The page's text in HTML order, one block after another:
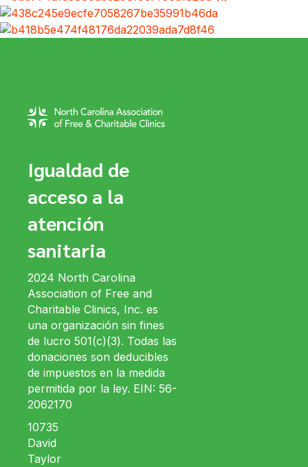
Igualdad de
acceso a la
atención
sanitaria
2024 North Carolina
Association of Free and
Charitable Clinics, Inc. es
una organización sin fines
de lucro 501(c)(3). Todas las
donaciones son deducibles
de impuestos en la medida
permitida por la ley. EIN: 56-
2062170
10735
David
Taylor